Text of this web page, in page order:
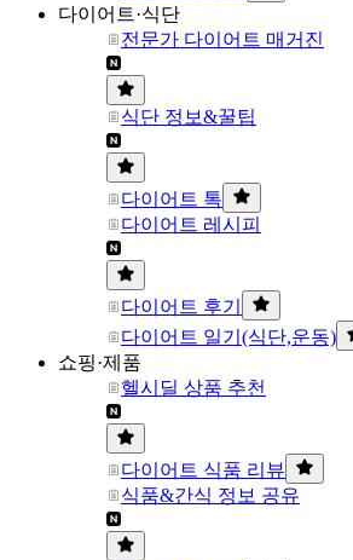
다이어트·식단
전문가 다이어트 매거진
식단 정보&꿀팁
다이어트 톡
다이어트 레시피
다이어트 후기
다이어트 일기(식단,운동)
쇼핑·제품
헬시딜 상품 추천
다이어트 식품 리뷰
식품&간식 정보 공유